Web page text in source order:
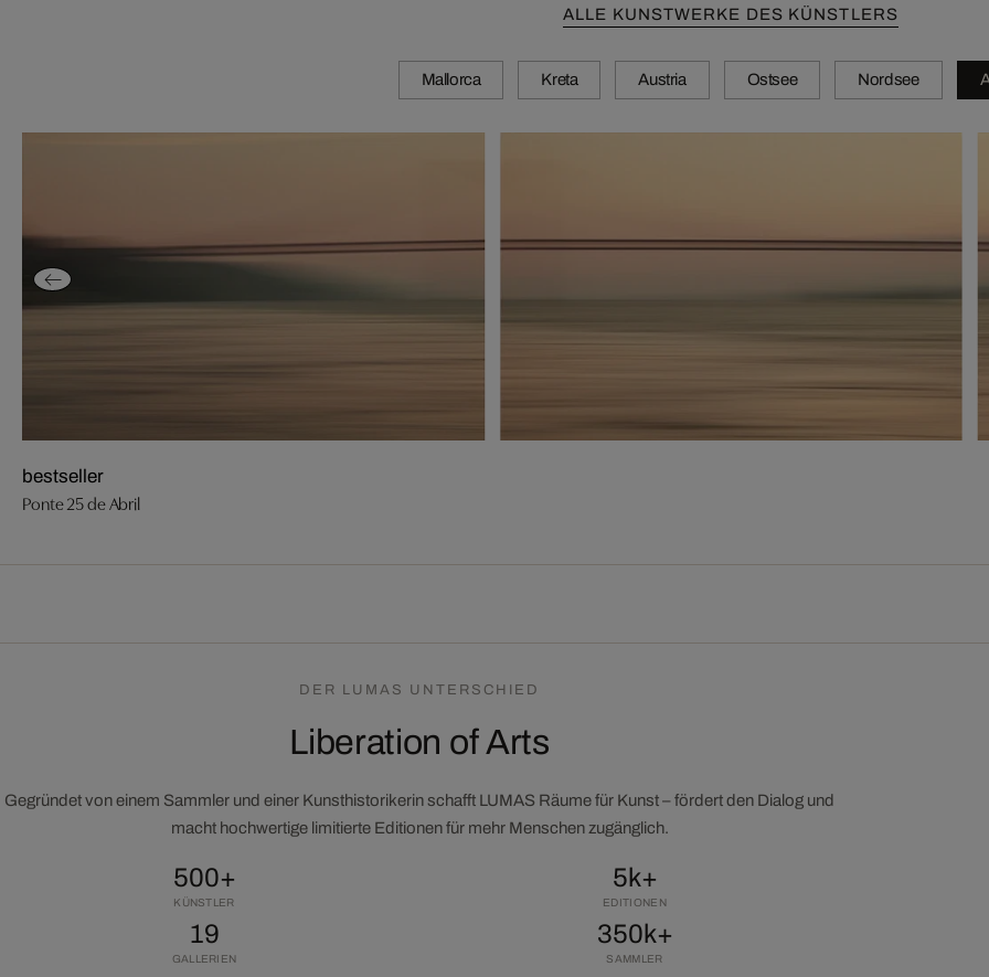
ALLE KUNSTWERKE DES KÜNSTLERS
Mallorca Kreta Austria Ostsee Nordsee
bestseller
Ponte 25 de Abril
DER LUMAS UNTERSCHIED
Liberation of Arts
Gegründet von einem Sammler und einer Kunsthistorikerin schafft LUMAS Räume für Kunst – fördert den Dialog und
macht hochwertige limitierte Editionen für mehr Menschen zugänglich.
500+
KÜNSTLER
5k+
EDITIONEN
19
GALLERIEN
350k+
SAMMLER